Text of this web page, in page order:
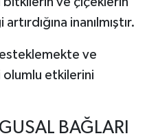
inanılmıştır.
ve
olumlu etkilerini
BAĞLARI